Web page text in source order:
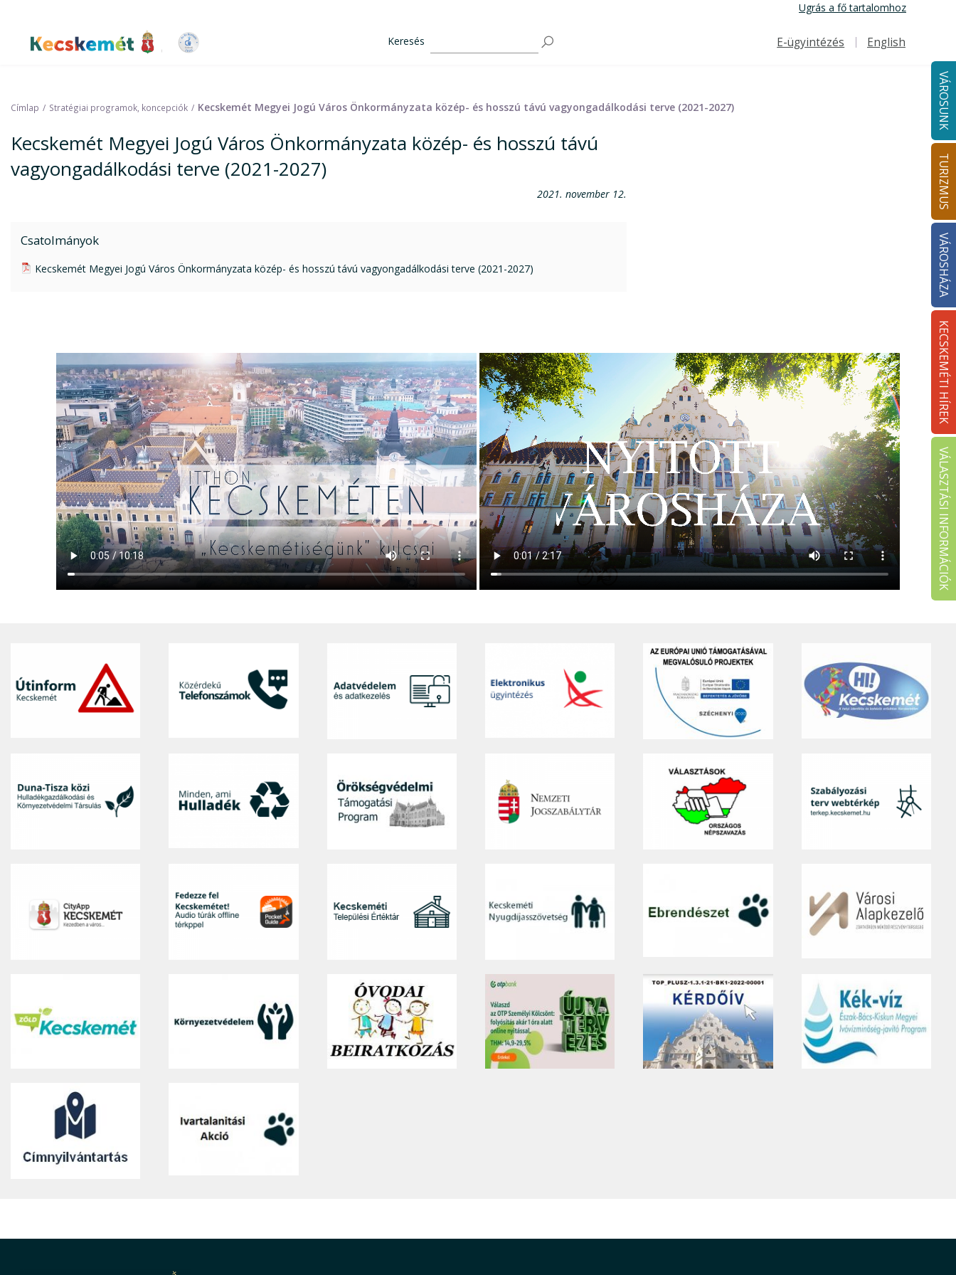
tartalomra
Ugrás a fő tartalomhoz
Kecskemét Város Honlapja
Keresés
Felső navigáció
E-ügyintézés English
VÁROSUNK
TURIZMUS
VÁROSHÁZA
KECSKEMÉTI HÍREK
VÁLASZTÁSI INFORMÁCIÓK
Címlap Stratégiai programok, koncepciók Kecskemét Megyei Jogú Város Önkormányzata közép- és hosszú távú vagyongadálkodási terve (2021-2027)
Kecskemét Megyei Jogú Város Önkormányzata közép- és hosszú távú
vagyongadálkodási terve (2021-2027)
2021. november 12.
Csatolmányok
pdf csatolmány:
Kecskemét Megyei Jogú Város Önkormányzata közép- és hosszú távú vagyongadálkodási terve (2021-2027)